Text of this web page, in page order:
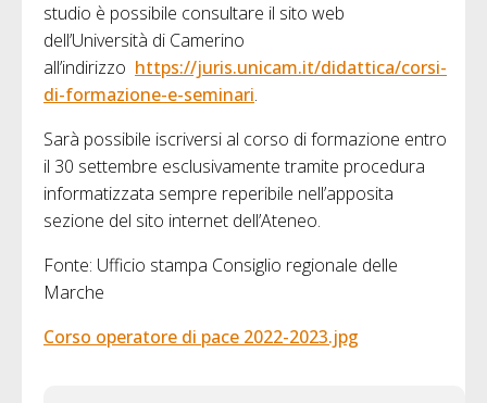
studio è possibile consultare il sito web
dell’Università di Camerino
all’indirizzo https://juris.unicam.it/didattica/corsi-
di-formazione-e-seminari.
Sarà possibile iscriversi al corso di formazione entro
il 30 settembre esclusivamente tramite procedura
informatizzata sempre reperibile nell’apposita
sezione del sito internet dell’Ateneo.
Fonte: Ufficio stampa Consiglio regionale delle
Marche
Corso operatore di pace 2022-2023.jpg